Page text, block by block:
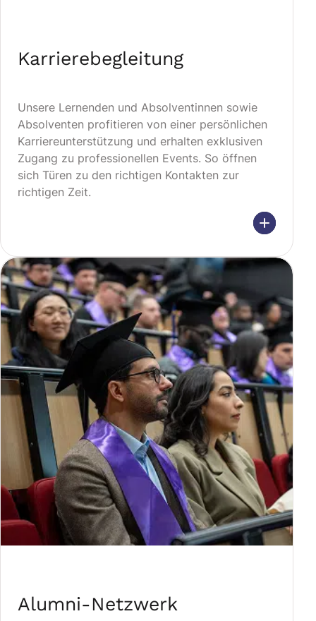
Karrierebegleitung
Unsere Lernenden und Absolventinnen sowie
Absolventen profitieren von einer persönlichen
Karriereunterstützung und erhalten exklusiven
Zugang zu professionellen Events. So öffnen
sich Türen zu den richtigen Kontakten zur
richtigen Zeit.
Alumni-Netzwerk